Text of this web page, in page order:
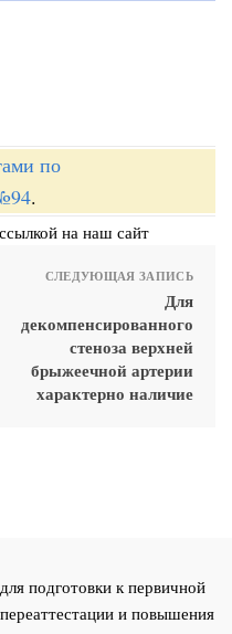
по
.
на наш сайт
СЛЕДУЮЩАЯ ЗАПИСЬ
Для
декомпенсированного
стеноза верхней
брыжеечной артерии
характерно наличие
подготовки к первичной
и повышения